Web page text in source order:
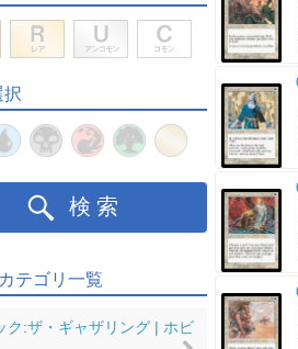
択
検索
テゴリ一覧
ク:ザ・ギャザリング | ホビ